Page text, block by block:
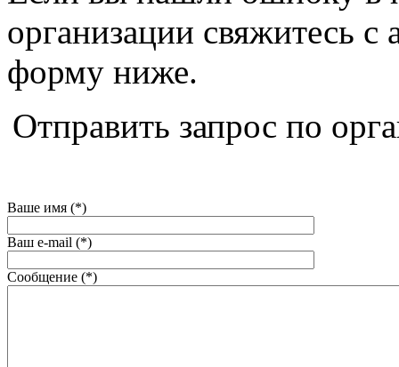
организации свяжитесь
форму ниже.
Отправить запрос по
Ваше имя (*)
Ваш e-mail (*)
Сообщение (*)